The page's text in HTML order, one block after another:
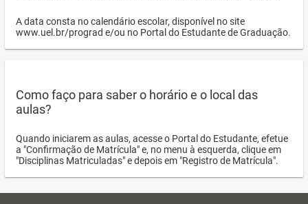
A data consta no calendário escolar, disponível no site
www.uel.br/prograd e/ou no Portal do Estudante de Graduação.
Como faço para saber o horário e o local das
aulas?
Quando iniciarem as aulas, acesse o Portal do Estudante, efetue
a "Confirmação de Matrícula" e, no menu à esquerda, clique em
"Disciplinas Matriculadas" e depois em "Registro de Matrícula".